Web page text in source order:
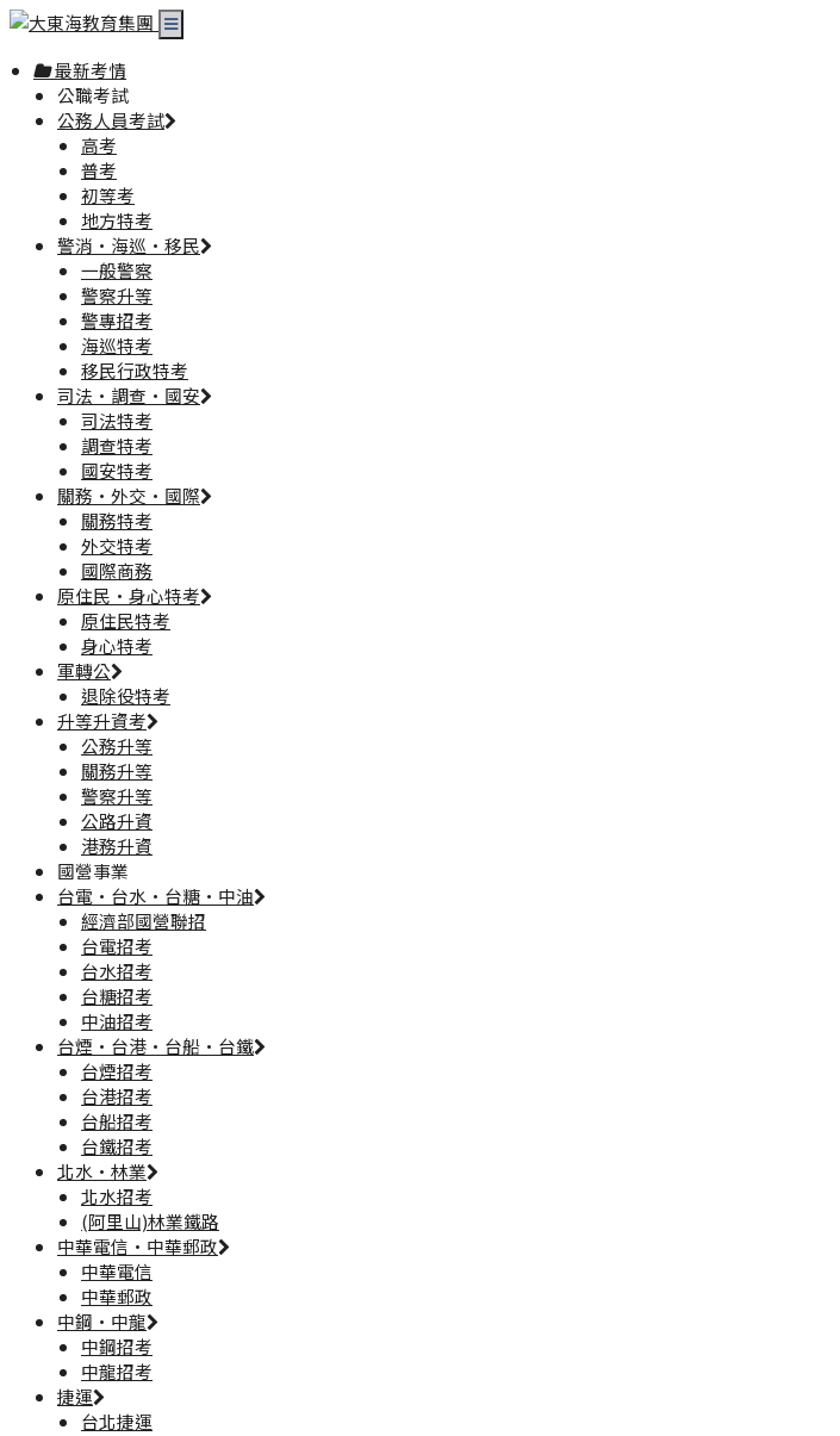
最新考情
公職考試
公務人員考試
高考
普考
初等考
地方特考
警消·海巡·移民
一般警察
警察升等
警專招考
海巡特考
移民行政特考
司法·調查·國安
司法特考
調查特考
國安特考
關務·外交·國際
關務特考
外交特考
國際商務
原住民·身心特考
原住民特考
身心特考
軍轉公
退除役特考
升等升資考
公務升等
關務升等
警察升等
公路升資
港務升資
國營事業
台電·台水·台糖·中油
經濟部國營聯招
台電招考
台水招考
台糖招考
中油招考
台煙·台港·台船·台鐵
台煙招考
台港招考
台船招考
台鐵招考
北水·林業
北水招考
(阿里山)林業鐵路
中華電信·中華郵政
中華電信
中華郵政
中鋼·中龍
中鋼招考
中龍招考
捷運
台北捷運